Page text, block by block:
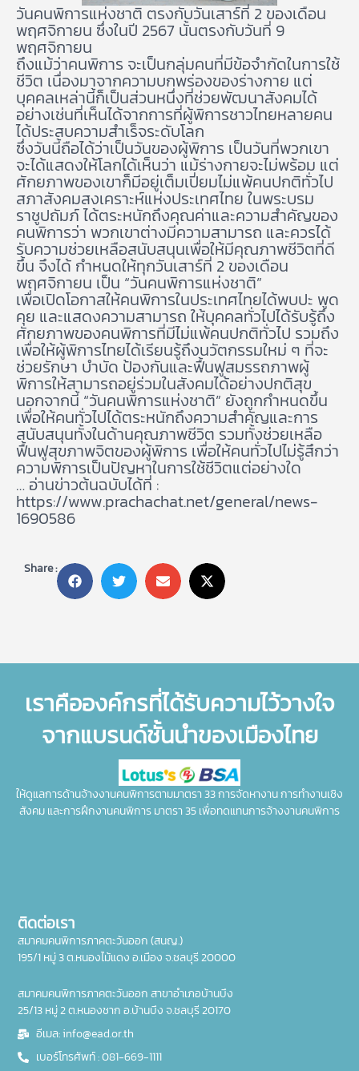
วันคนพิการแห่งชาติ ตรงกับวันเสาร์ที่ 2 ของเดือน
พฤศจิกายน ซึ่งในปี 2567 นั้นตรงกับวันที่ 9
พฤศจิกายน
ถึงแม้ว่าคนพิการ จะเป็นกลุ่มคนที่มีข้อจำกัดในการใช้
ชีวิต เนื่องมาจากความบกพร่องของร่างกาย แต่
บุคคลเหล่านี้ก็เป็นส่วนหนึ่งที่ช่วยพัฒนาสังคมได้
อย่างเช่นที่เห็นได้จากการที่ผู้พิการชาวไทยหลายคน
ได้ประสบความสำเร็จระดับโลก
ซึ่งวันนี้ถือได้ว่าเป็นวันของผู้พิการ เป็นวันที่พวกเขา
จะได้แสดงให้โลกได้เห็นว่า แม้ร่างกายจะไม่พร้อม แต่
ศักยภาพของเขาก็มีอยู่เต็มเปี่ยมไม่แพ้คนปกติทั่วไป
สภาสังคมสงเคราะห์แห่งประเทศไทย ในพระบรม
ราชูปถัมภ์ ได้ตระหนักถึงคุณค่าและความสำคัญของ
คนพิการว่า พวกเขาต่างมีความสามารถ และควรได้
รับความช่วยเหลือสนับสนุนเพื่อให้มีคุณภาพชีวิตที่ดี
ขึ้น จึงได้ กำหนดให้ทุกวันเสาร์ที่ 2 ของเดือน
พฤศจิกายน เป็น “วันคนพิการแห่งชาติ”
เพื่อเปิดโอกาสให้คนพิการในประเทศไทยได้พบปะ พูด
คุย และแสดงความสามารถ ให้บุคคลทั่วไปได้รับรู้ถึง
ศักยภาพของคนพิการที่มีไม่แพ้คนปกติทั่วไป รวมถึง
เพื่อให้ผู้พิการไทยได้เรียนรู้ถึงนวัตกรรมใหม่ ๆ ที่จะ
ช่วยรักษา บำบัด ป้องกันและฟื้นฟูสมรรถภาพผู้
พิการให้สามารถอยู่ร่วมในสังคมได้อย่างปกติสุข
นอกจากนี้ “วันคนพิการแห่งชาติ” ยังถูกกำหนดขึ้น
เพื่อให้คนทั่วไปได้ตระหนักถึงความสำคัญและการ
สนับสนุนทั้งในด้านคุณภาพชีวิต รวมทั้งช่วยเหลือ
ฟื้นฟูสุขภาพจิตของผู้พิการ เพื่อให้คนทั่วไปไม่รู้สึกว่า
ความพิการเป็นปัญหาในการใช้ชีวิตแต่อย่างใด
… อ่านข่าวต้นฉบับได้ที่ :
https://www.prachachat.net/general/news-
1690586
Share :
เราคือองค์กรที่ได้รับความไว้วางใจ
จากแบรนด์ชั้นนำของเมืองไทย
ให้ดูแลการด้านจ้างงานคนพิการตามมาตรา 33 การจัดหางาน การทำงานเชิง
สังคม และการฝึกงานคนพิการ มาตรา 35 เพื่อทดแทนการจ้างงานคนพิการ
ติดต่อเรา
สมาคมคนพิการภาคตะวันออก (สนญ.)
195/1 หมู่ 3 ต.หนองไม้แดง อ.เมือง จ.ชลบุรี 20000
สมาคมคนพิการภาคตะวันออก สาขาอำเภอบ้านบึง
25/13 หมู่ 2 ต.หนองชาก อ.บ้านบึง จ.ชลบุรี 20170
อีเมล: info@ead.or.th
เบอร์โทรศัพท์ : 081-669-1111